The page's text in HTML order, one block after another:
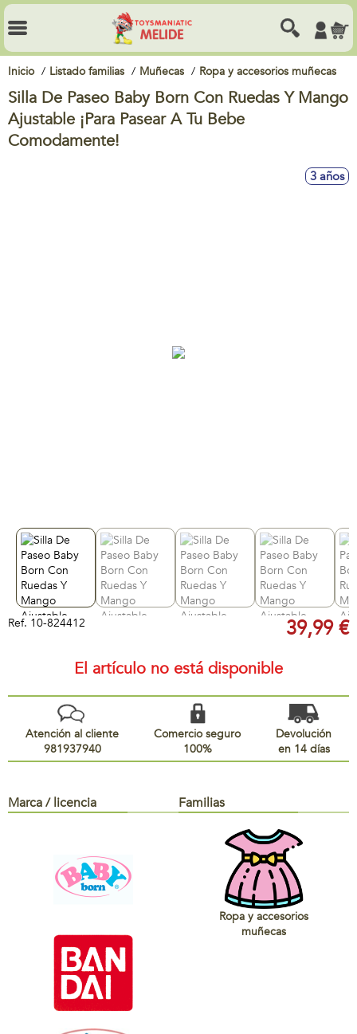
Inicio Listado familias Muñecas Ropa y accesorios muñecas
Silla De Paseo Baby Born Con Ruedas Y Mango
Ajustable ¡Para Pasear A Tu Bebe
Comodamente!
3 años
Ref. 10-824412 39,99 €
El artículo no está disponible
Atención al cliente
981937940
Comercio seguro
100%
Devolución
en 14 días
Marca / licencia Familias
Ropa y accesorios
muñecas